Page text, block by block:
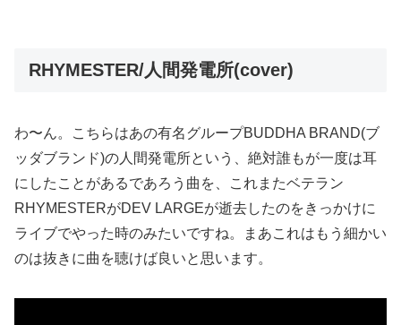
RHYMESTER/人間発電所(cover)
わ〜ん。こちらはあの有名グループBUDDHA BRAND(ブ
ッダブランド)の人間発電所という、絶対誰もが一度は耳
にしたことがあるであろう曲を、これまたベテラン
RHYMESTERがDEV LARGEが逝去したのをきっかけに
ライブでやった時のみたいですね。まあこれはもう細かい
のは抜きに曲を聴けば良いと思います。